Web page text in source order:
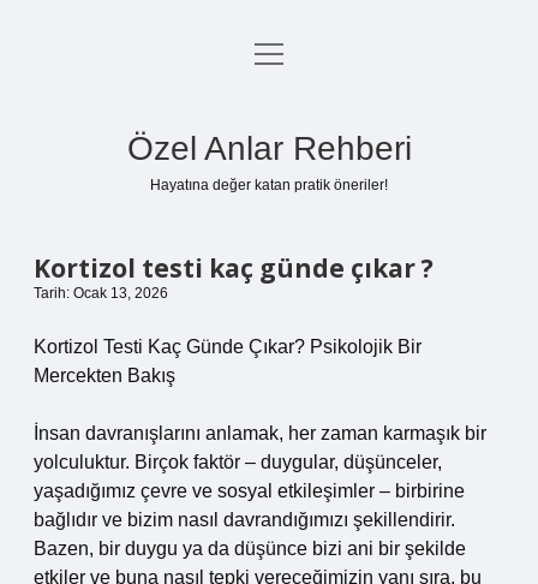
Anasayfa
menüyü
Özel Anlar Rehberi
Hayatına değer katan pratik öneriler!
Kortizol testi kaç günde çıkar ?
Tarih: Ocak 13, 2026
Kortizol Testi Kaç Günde Çıkar? Psikolojik Bir
Mercekten Bakış
İnsan davranışlarını anlamak, her zaman karmaşık bir
yolculuktur. Birçok faktör – duygular, düşünceler,
yaşadığımız çevre ve sosyal etkileşimler – birbirine
bağlıdır ve bizim nasıl davrandığımızı şekillendirir.
Bazen, bir duygu ya da düşünce bizi ani bir şekilde
etkiler ve buna nasıl tepki vereceğimizin yanı sıra, bu